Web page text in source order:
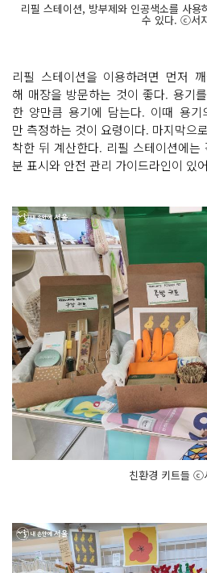
리필 스테이션, 방부제와 인공색소를 사
수 있다. ⓒ서
리필 스테이션을 이용하려면 먼저
해 매장을 방문하는 것이 좋다. 용기
한 양만큼 용기에 담는다. 이때 용
만 측정하는 것이 요령이다. 마지막으
착한 뒤 계산한다. 리필 스테이션에
분 표시와 안전 관리 가이드라인이 있
친환경 키트들 ⓒ